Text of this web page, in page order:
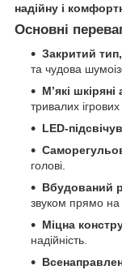
надійну і
Основні
Закритий
та чудова
М’які
тривалих ігрових
LED-
голові.
Вбудований
звуком прямо
Міцна
надійність.